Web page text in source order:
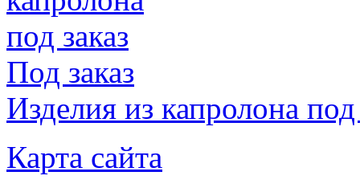
Под заказ
Изделия из капролона под
Карта сайта